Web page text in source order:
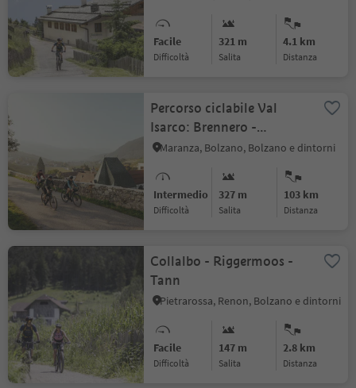
Facile
Difficoltà
321 m
Salita
4.1 km
distanza
Percorso ciclabile Val
Isarco: Brennero -
Bolzano
Maranza, Bolzano, Bolzano e dintorni
Intermedio
Difficoltà
327 m
Salita
103 km
distanza
Collalbo - Riggermoos -
Tann
Pietrarossa, Renon, Bolzano e dintorni
Facile
Difficoltà
147 m
Salita
2.8 km
distanza